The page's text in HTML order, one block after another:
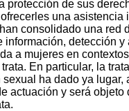
protección de sus
una asistencia
consolidado una red
información, detección y
a mujeres en
En particular, la
ha dado ya lugar,
actuación y será objeto